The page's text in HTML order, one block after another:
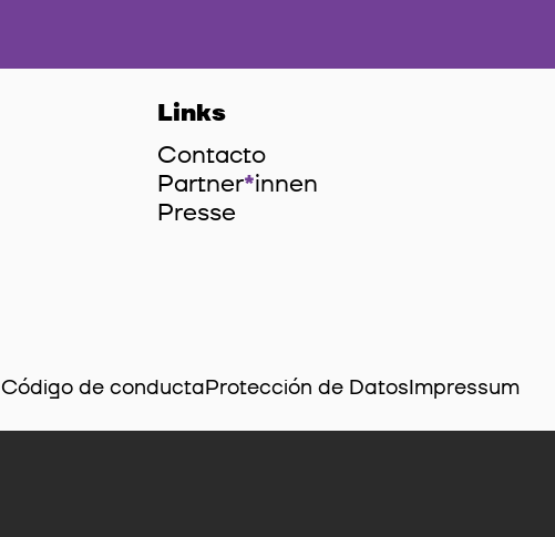
Links
Contacto
Partner*innen
Presse
Código de conductaProtección de DatosImpressum